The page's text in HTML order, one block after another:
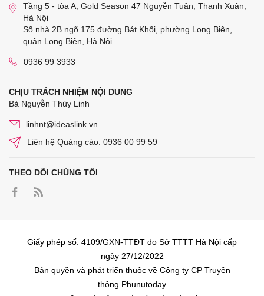
Tầng 5 - tòa A, Gold Season 47 Nguyễn Tuân, Thanh Xuân,
Hà Nội
Số nhà 2B ngõ 175 đường Bát Khối, phường Long Biên,
quận Long Biên, Hà Nội
0936 99 3933
CHỊU TRÁCH NHIỆM NỘI DUNG
Bà Nguyễn Thùy Linh
linhnt@ideaslink.vn
Liên hệ Quảng cáo: 0936 00 99 59
THEO DÕI CHÚNG TÔI
Giấy phép số: 4109/GXN-TTĐT do Sở TTTT Hà Nội cấp
ngày 27/12/2022
Bản quyền và phát triển thuộc về Công ty CP Truyền
thông Phunutoday